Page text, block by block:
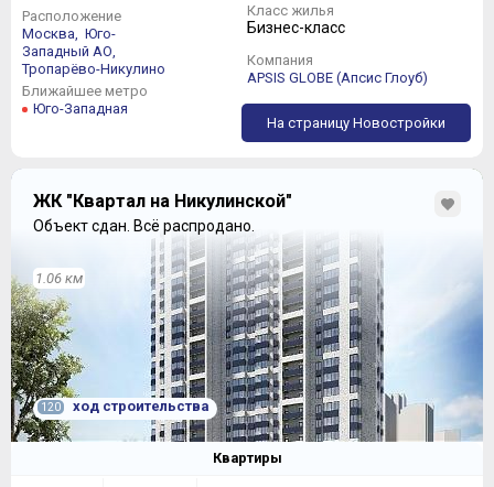
Расположение
Москва,
Юго-
Западный АО,
Тропарёво-Никулино
Ближайшее метро
Юго-Западная
Класс жилья
Бизнес-класс
Компания
APSIS GLOBE (Апсис Глоуб)
На страницу Новостройки
ЖК "Квартал на Никулинской"
Объект сдан. Всё распродано.
1.06 км
120 ход строительства
Квартиры